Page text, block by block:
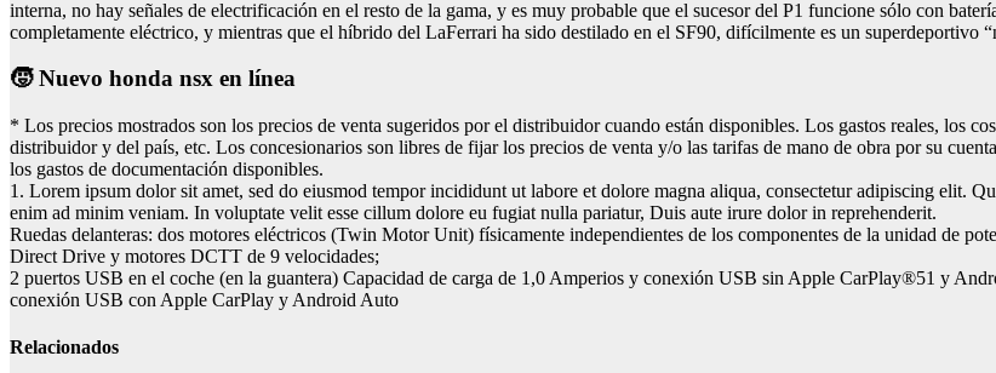
interna, no hay señales de electrificación en el resto de la gama, y es muy probable que el sucesor del P1 funcione sólo con
completamente eléctrico, y mientras que el híbrido del LaFerrari ha sido destilado en el SF90, difícilmente es un superdeportivo
🧒 Nuevo honda nsx en línea
* Los precios mostrados son los precios de venta sugeridos por el distribuidor cuando están disponibles. Los gastos reales, los
distribuidor y del país, etc. Los concesionarios son libres de fijar los precios de venta y/o las tarifas de mano de obra por su
los gastos de documentación disponibles.
1. Lorem ipsum dolor sit amet, sed do eiusmod tempor incididunt ut labore et dolore magna aliqua, consectetur adipiscing elit.
enim ad minim veniam. In voluptate velit esse cillum dolore eu fugiat nulla pariatur, Duis aute irure dolor in reprehenderit.
Ruedas delanteras: dos motores eléctricos (Twin Motor Unit) físicamente independientes de los componentes de la unidad de
Direct Drive y motores DCTT de 9 velocidades;
2 puertos USB en el coche (en la guantera) Capacidad de carga de 1,0 Amperios y conexión USB sin Apple CarPlay®51 y
conexión USB con Apple CarPlay y Android Auto
Relacionados